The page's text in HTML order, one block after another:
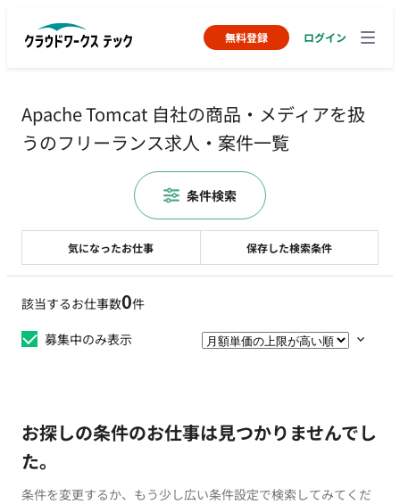
無料登録 ログイン
Apache Tomcat 自社の商品・メディアを扱
うのフリーランス求人・案件一覧
該当するお仕事数0件
募集中のみ表示
お探しの条件のお仕事は見つかりませんでし
た。
条件を変更するか、もう少し広い条件設定で検索してみてくだ
気になったお仕事 保存した検索条件
条件検索